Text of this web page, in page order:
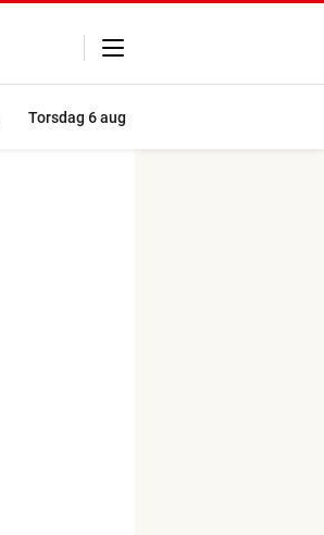
Torsdag 6 aug